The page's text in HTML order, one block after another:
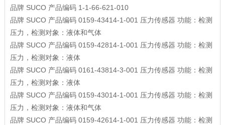
品牌 SUCO 产品编码 1-1-66-621-010
品牌 SUCO 产品编码 0159-43414-1-001 压力传感器 功能：检测
压力，检测对象：液体和气体
品牌 SUCO 产品编码 0159-42814-1-001 压力传感器 功能：检测
压力，检测对象：液体
品牌 SUCO 产品编码 0161-43814-3-001 压力传感器 功能：检测
压力，检测对象：液体
品牌 SUCO 产品编码 0159-43014-1-001 压力传感器 功能：检测
压力，检测对象：液体和气体
品牌 SUCO 产品编码 0159-42614-1-001 压力传感器 功能：检测